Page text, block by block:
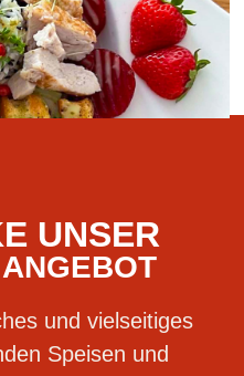
UNSER
und vielseitiges
Speisen und